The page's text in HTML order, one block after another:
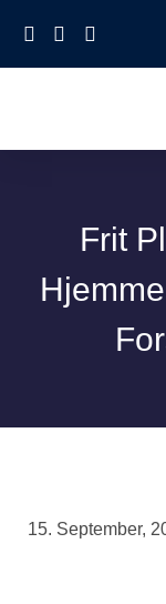
Frit
15. September,